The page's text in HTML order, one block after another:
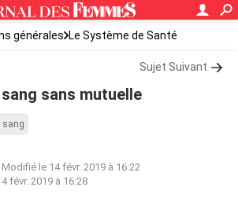
générales Le Système de Santé
Sujet Suivant
sans mutuelle
sang
Modifié le 14 févr. 2019 à 16:22
févr. 2019 à 16:28